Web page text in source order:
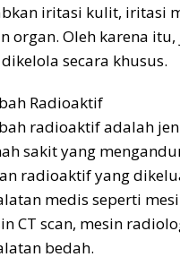
iritasi kulit, iritasi
organ. Oleh karena
secara khusus.
Radioaktif
radioaktif adalah
sakit yang
radioaktif yang
medis seperti
CT scan, mesin
bedah.